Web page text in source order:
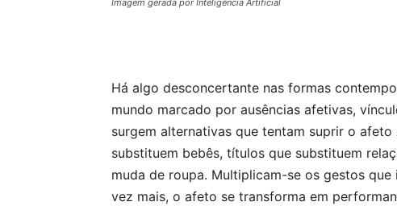
Imagem gerada por Inteligência Artificial
Há algo desconcertante nas formas
mundo marcado por ausências afetivas,
surgem alternativas que tentam suprir o
substituem bebês, títulos que substituem
muda de roupa. Multiplicam-se os gestos
vez mais, o afeto se transforma em